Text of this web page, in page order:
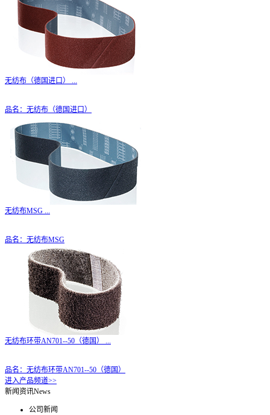
无纺布（德国进口） ...
品名：无纺布（德国进口）
无纺布MSG ...
品名：无纺布MSG
无纺布环带AN701--50（德国） ...
品名：无纺布环带AN701--50（德国）
进入产品频道>>
新闻资讯News
公司新闻